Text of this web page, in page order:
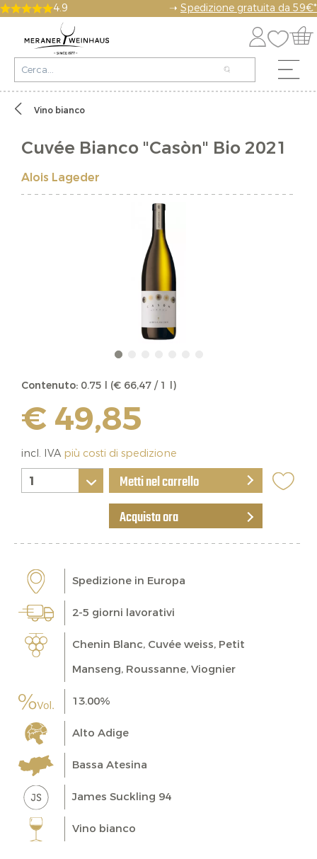
4.9 ➝ Spedizione gratuita da 59€*
Vino bianco
Cuvée Bianco "Casòn" Bio 2021
Alois Lageder
Contenuto: 0.75 l (€ 66,47 / 1 l)
€ 49,85
incl. IVA più costi di spedizione
Metti nel carrello
Acquista ora
Spedizione in Europa
2-5 giorni lavorativi
Chenin Blanc, Cuvée weiss, Petit
Manseng, Roussanne, Viognier
13.00%
Alto Adige
Bassa Atesina
James Suckling 94
Vino bianco